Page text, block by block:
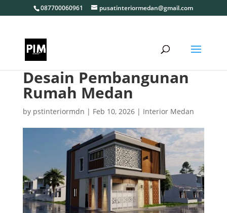
087700060961 pusatinteriormedan@gmail.com
Desain Pembangunan
Rumah Medan
by pstinteriormdn | Feb 10, 2026| Interior Medan